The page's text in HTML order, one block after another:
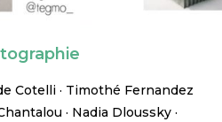
Cotelli · Timothé Fernandez
· Nadia Dloussky ·